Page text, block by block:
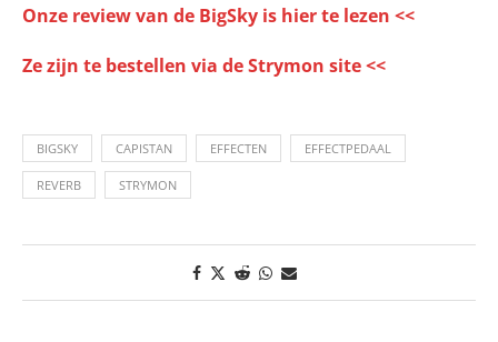
Onze review van de BigSky is hier te lezen <<
Ze zijn te bestellen via de Strymon site <<
BIGSKY CAPISTAN EFFECTEN EFFECTPEDAAL
REVERB STRYMON